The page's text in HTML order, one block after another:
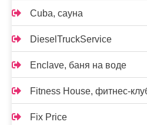
Cuba, сауна
DieselTruckService
Enclave, баня на воде
Fitness House, фитнес-
Fix Price